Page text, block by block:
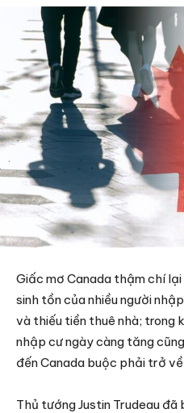
Giấc mơ Canada thậm chí
sinh tồn của nhiều người
và thiếu tiền thuê nhà; trong
nhập cư ngày càng tăng
đến Canada buộc phải trở
Thủ tướng Justin Trudeau